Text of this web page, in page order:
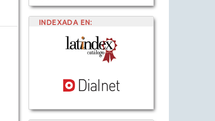
INDEXADA EN: